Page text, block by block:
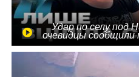
Удар по селу под
очевидцы сообщили